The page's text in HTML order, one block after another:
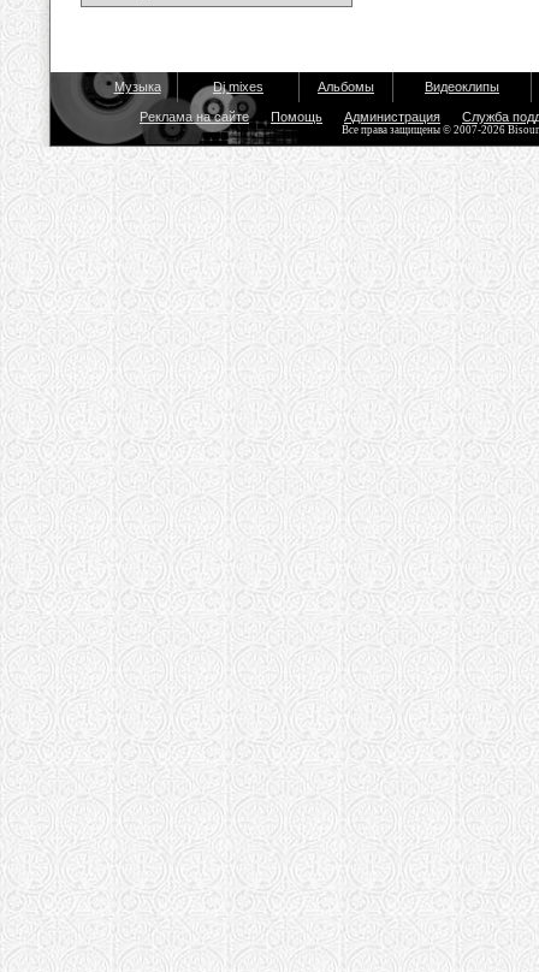
Музыка Dj mixes Альбомы Видеоклипы
Реклама на сайте Помощь Администрация Служба
Все права защищены © 2007-2026